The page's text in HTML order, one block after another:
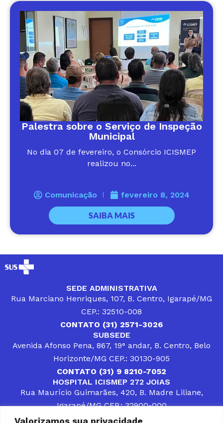
Valorizamos sua privacidade
Palestra sobre o Serviço de Inspeção
Municipal
No dia 07 de fevereiro, o Consórcio ICISMEP
realizou no...
Comunicação fevereiro 8, 2024
SAIBA MAIS
SEDE ADMINISTRATIVA
Rua Marciano Henriques, 107, B. Centro, Igarapé/MG
CEP.: 32510-008
CONTATO (31) 2571-3026
SUBSEDE
Avenida Afonso Pena, 867, 19° andar, B. Centro, Belo
Horizonte/MG CEP.: 30130-905
CONTATO (31) 9 8210-7052
HOSPITAL ICISMEP 272 JOIAS
Rua Maurício Guimarães, 420, B. Madre Liliane,
Igarapé/MG CEP.: 32900-000
CONTATOS (31) 3512-4400 ou (31) 9 8309-8660